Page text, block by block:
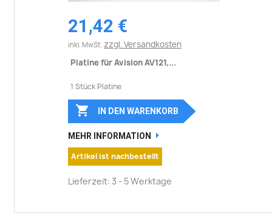
21,42 €
inkl. MwSt. zzgl. Versandkosten
Platine für Avision AV121,...
1 Stück Platine
 IN DEN WARENKORB
MEHR INFORMATION
Artikel ist nachbestellt
Lieferzeit: 3 - 5 Werktage